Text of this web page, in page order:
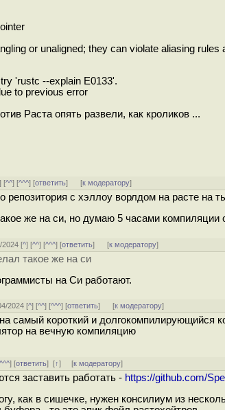
or unaligned; they can violate aliasing
'rustc --explain E0133'.
to previous error
Раста опять развели, как кроликов ...
] [^^] [^^^] [ответить] [к модератору]
репозитория с хэллоу ворлдом на расте на
же на си, но думаю 5 часами компиляции
2024 [^] [^^] [^^^] [ответить] [к модератору]
такое же на си
на Си работают.
2024 [^] [^^] [^^^] [ответить] [к модератору]
на самый короткий и долгокомпилирующийся
на вечную компиляцию
^^^] [ответить][↑] [к модератору]
заставить работать - https://github.com/
как в сишечке, нужен консилиум из